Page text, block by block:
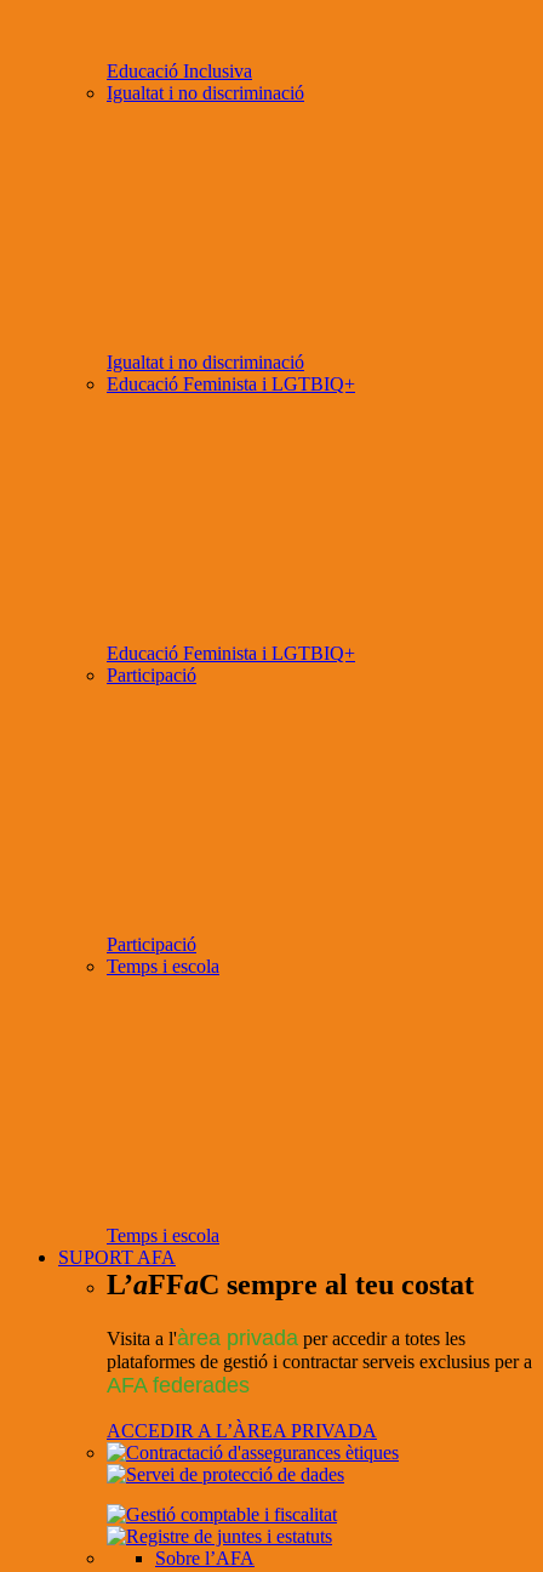
Educació Inclusiva
Igualtat i no discriminació
Igualtat i no discriminació
Educació Feminista i LGTBIQ+
Educació Feminista i LGTBIQ+
Participació
Participació
Temps i escola
Temps i escola
SUPORT AFA
L’aFFaC sempre al teu costat
Visita a l'àrea privada per accedir a totes les
plataformes de gestió i contractar serveis exclusius per a
AFA federades
ACCEDIR A L’ÀREA PRIVADA
Sobre l’AFA